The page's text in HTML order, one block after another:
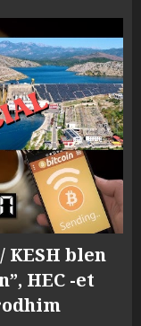
KESH blen
HEC -et